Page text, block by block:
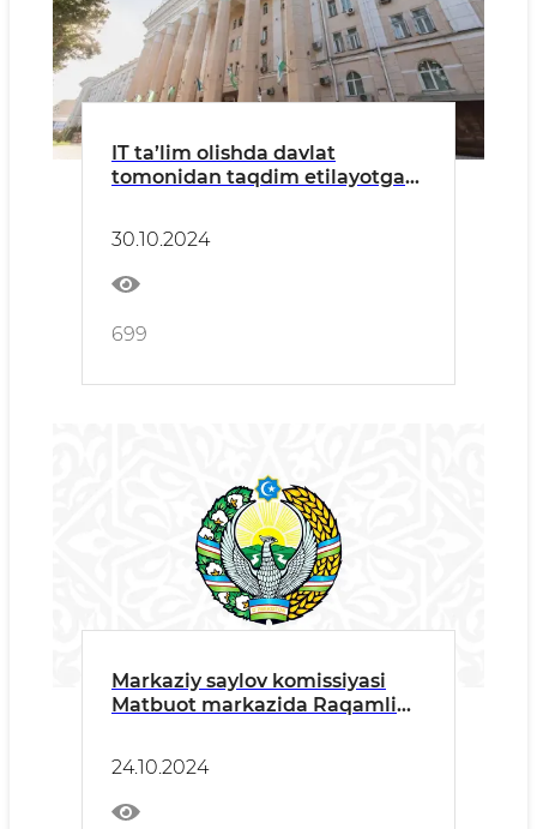
IT ta’lim olishda davlat
tomonidan taqdim etilayotgan
bo‘lib o‘tadi
30.10.2024
699
Markaziy saylov komissiyasi
Matbuot markazida Raqamli
etiiladi
24.10.2024